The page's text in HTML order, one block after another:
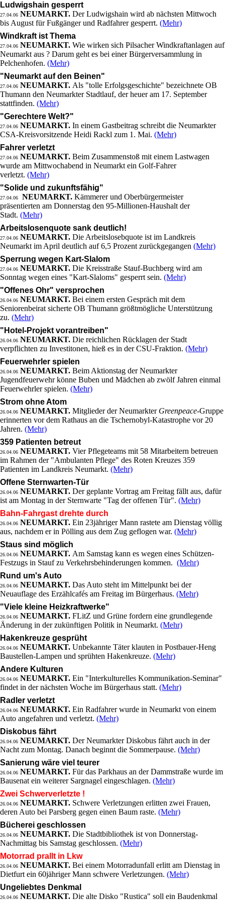
Ludwigshain gesperrt
27.04.06 NEUMARKT. Der Ludwigshain wird ab nächsten Mittwoch
bis August für Fußgänger und Radfahrer gesperrt. (Mehr)
Windkraft ist Thema
27.04.06 NEUMARKT. Wie wirken sich Pilsacher Windkraftanlagen auf
Neumarkt aus ? Darum geht es bei einer Bürgerversammlung in
Pelchenhofen. (Mehr)
"Neumarkt auf den Beinen"
27.04.06 NEUMARKT. Als "tolle Erfolgsgeschichte" bezeichnete OB
Thumann den Neumarkter Stadtlauf, der heuer am 17. September
stattfinden. (Mehr)
"Gerechtere Welt?"
27.04.06 NEUMARKT. In einem Gastbeitrag schreibt die Neumarkter
CSA-Kreisvorsitzende Heidi Rackl zum 1. Mai. (Mehr)
Fahrer verletzt
27.04.06 NEUMARKT. Beim Zusammenstoß mit einem Lastwagen
wurde am Mittwochabend in Neumarkt ein Golf-Fahrer
verletzt. (Mehr)
"Solide und zukunftsfähig"
27.04.06 NEUMARKT. Kämmerer und Oberbürgermeister
präsentierten am Donnerstag den 95-Millionen-Haushalt der
Stadt. (Mehr)
Arbeitslosenquote sank deutlich!
27.04.06 NEUMARKT. Die Arbeitslosebquote ist im Landkreis
Neumarkt im April deutlich auf 6,5 Prozent zurückgegangen (Mehr)
Sperrung wegen Kart-Slalom
27.04.06 NEUMARKT. Die Kreisstraße Stauf-Buchberg wird am
Sonntag wegen eines "Kart-Slaloms" gesperrt sein. (Mehr)
"Offenes Ohr" versprochen
26.04.06 NEUMARKT. Bei einem ersten Gespräch mit dem
Seniorenbeirat sicherte OB Thumann größtmögliche Unterstützung
zu. (Mehr)
"Hotel-Projekt vorantreiben"
26.04.06 NEUMARKT. Die reichlichen Rücklagen der Stadt
verpflichten zu Investitonen, hieß es in der CSU-Fraktion. (Mehr)
Feuerwehrler spielen
26.04.06 NEUMARKT. Beim Aktionstag der Neumarkter
Jugendfeuerwehr könne Buben und Mädchen ab zwölf Jahren einmal
Feuerwehrler spielen. (Mehr)
Strom ohne Atom
26.04.06 NEUMARKT. Mitglieder der Neumarkter Greenpeace-Gruppe
erinnerten vor dem Rathaus an die Tschernobyl-Katastrophe vor 20
Jahren. (Mehr)
359 Patienten betreut
26.04.06 NEUMARKT. Vier Pflegeteams mit 58 Mitarbeitern betreuen
im Rahmen der "Ambulanten Pflege" des Roten Kreuzes 359
Patienten im Landkreis Neumarkt. (Mehr)
Offene Sternwarten-Tür
26.04.06 NEUMARKT. Der geplante Vortrag am Freitag fällt aus, dafür
ist am Montag in der Sternwarte "Tag der offenen Tür". (Mehr)
Bahn-Fahrgast drehte durch
26.04.06 NEUMARKT. Ein 23jähriger Mann rastete am Dienstag völlig
aus, nachdem er in Pölling aus dem Zug geflogen war. (Mehr)
Staus sind möglich
26.04.06 NEUMARKT. Am Samstag kann es wegen eines Schützen-
Festzugs in Stauf zu Verkehrsbehinderungen kommen. (Mehr)
Rund um's Auto
26.04.06 NEUMARKT. Das Auto steht im Mittelpunkt bei der
Neuauflage des Erzählcafés am Freitag im Bürgerhaus. (Mehr)
"Viele kleine Heizkraftwerke"
26.04.06 NEUMARKT. FLitZ und Grüne fordern eine grundlegende
Änderung in der zukünftigen Politik in Neumarkt. (Mehr)
Hakenkreuze gesprüht
26.04.06 NEUMARKT. Unbekannte Täter klauten in Postbauer-Heng
Baustellen-Lampen und sprühten Hakenkreuze. (Mehr)
Andere Kulturen
26.04.06 NEUMARKT. Ein "Interkulturelles Kommunikation-Seminar"
findet in der nächsten Woche im Bürgerhaus statt. (Mehr)
Radler verletzt
26.04.06 NEUMARKT. Ein Radfahrer wurde in Neumarkt von einem
Auto angefahren und verletzt. (Mehr)
Diskobus fährt
26.04.06 NEUMARKT. Der Neumarkter Diskobus fährt auch in der
Nacht zum Montag. Danach beginnt die Sommerpause. (Mehr)
Sanierung wäre viel teurer
26.04.06 NEUMARKT. Für das Parkhaus an der Dammstraße wurde im
Bausenat ein weiterer Sargnagel eingeschlagen. (Mehr)
Zwei Schwerverletzte !
26.04.06 NEUMARKT. Schwere Verletzungen erlitten zwei Frauen,
deren Auto bei Parsberg gegen einen Baum raste. (Mehr)
Bücherei geschlossen
26.04.06 NEUMARKT. Die Stadtbibliothek ist von Donnerstag-
Nachmittag bis Samstag geschlossen. (Mehr)
Motorrad prallt in Lkw
26.04.06 NEUMARKT. Bei einem Motorradunfall erlitt am Dienstag in
Dietfurt ein 60jähriger Mann schwere Verletzungen. (Mehr)
Ungeliebtes Denkmal
26.04.06 NEUMARKT. Die alte Disko "Rustica" soll ein Baudenkmal